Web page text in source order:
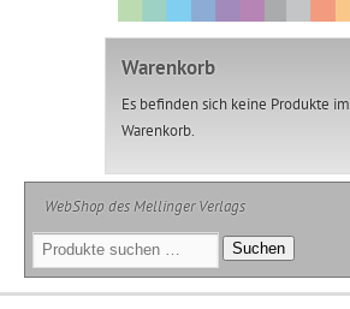
Warenkorb
Es befinden sich keine Produkte im
Warenkorb.
WebShop des Mellinger Verlags
Suchen
nach:
Suchen